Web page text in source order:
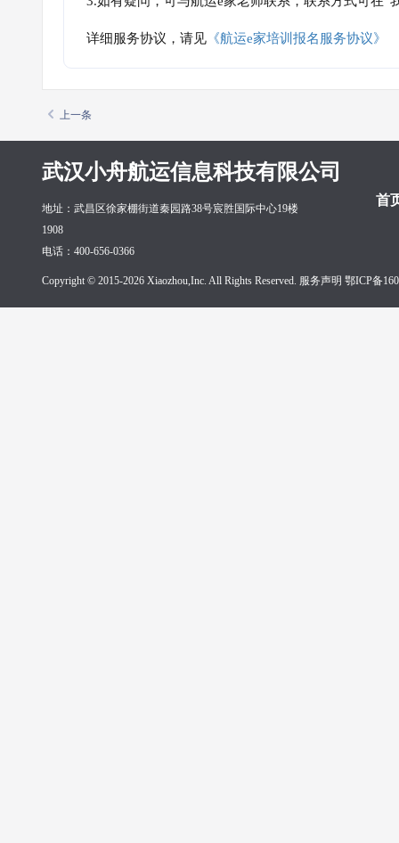
详细服务协议，请见 《航运e家培训报名服务协议》
上一条
武汉小舟航运信息科技有限公司
首
地址：武昌区徐家棚街道秦园路38号宸胜国际中心19楼
1908
电话：400-656-0366
Copyright © 2015-2026 Xiaozhou,Inc. All Rights Reserved. 服务声明 鄂ICP备